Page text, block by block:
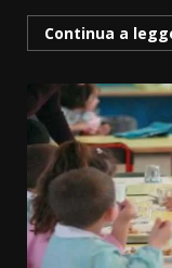
Continua a